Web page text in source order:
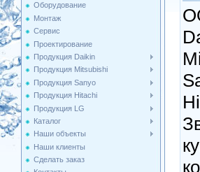
Оборудование
Монтаж
Сервис
Проектирование
Продукция Daikin
Продукция Mitsubishi
Продукция Sanyo
Продукция Hitachi
Продукция LG
Каталог
Наши объекты
Наши клиенты
Сделать заказ